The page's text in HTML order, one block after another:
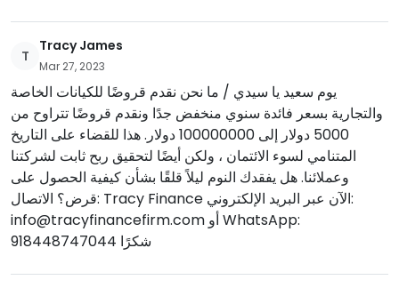
T
Tracy James
Mar 27, 2023
يوم سعيد يا سيدي / ما نحن نقدم قروضًا للكيانات الخاصة
والتجارية بسعر فائدة سنوي منخفض جدًا ونقدم قروضًا تتراوح من
5000 دولار إلى 100000000 دولار. هذا للقضاء على التاريخ
المتنامي لسوء الائتمان ، ولكن أيضًا لتحقيق ربح ثابت لشركتنا
وعملائنا. هل يفقدك النوم ليلاً قلقًا بشأن كيفية الحصول على
قرض؟ الاتصال: Tracy Finance الآن عبر البريد الإلكتروني:
info@tracyfinancefirm.com
918448747044 شكرًا